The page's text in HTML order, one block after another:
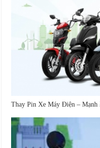
Thay Pin Xe Máy Điện –